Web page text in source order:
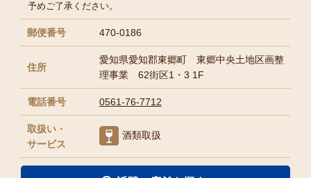
予めご了承ください。
郵便番号 470-0186
住所
愛知県愛知郡東郷町 東郷中央土地区画整
理事業 62街区1・3 1F
電話番号 0561-76-7712
取扱い・
サービス
酒類取扱